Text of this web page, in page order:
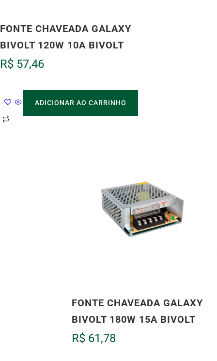
FONTE CHAVEADA GALAXY
BIVOLT 120W 10A BIVOLT
R$ 57,46
ADICIONAR AO CARRINHO
FONTE CHAVEADA GALAXY
BIVOLT 180W 15A BIVOLT
R$ 61,78